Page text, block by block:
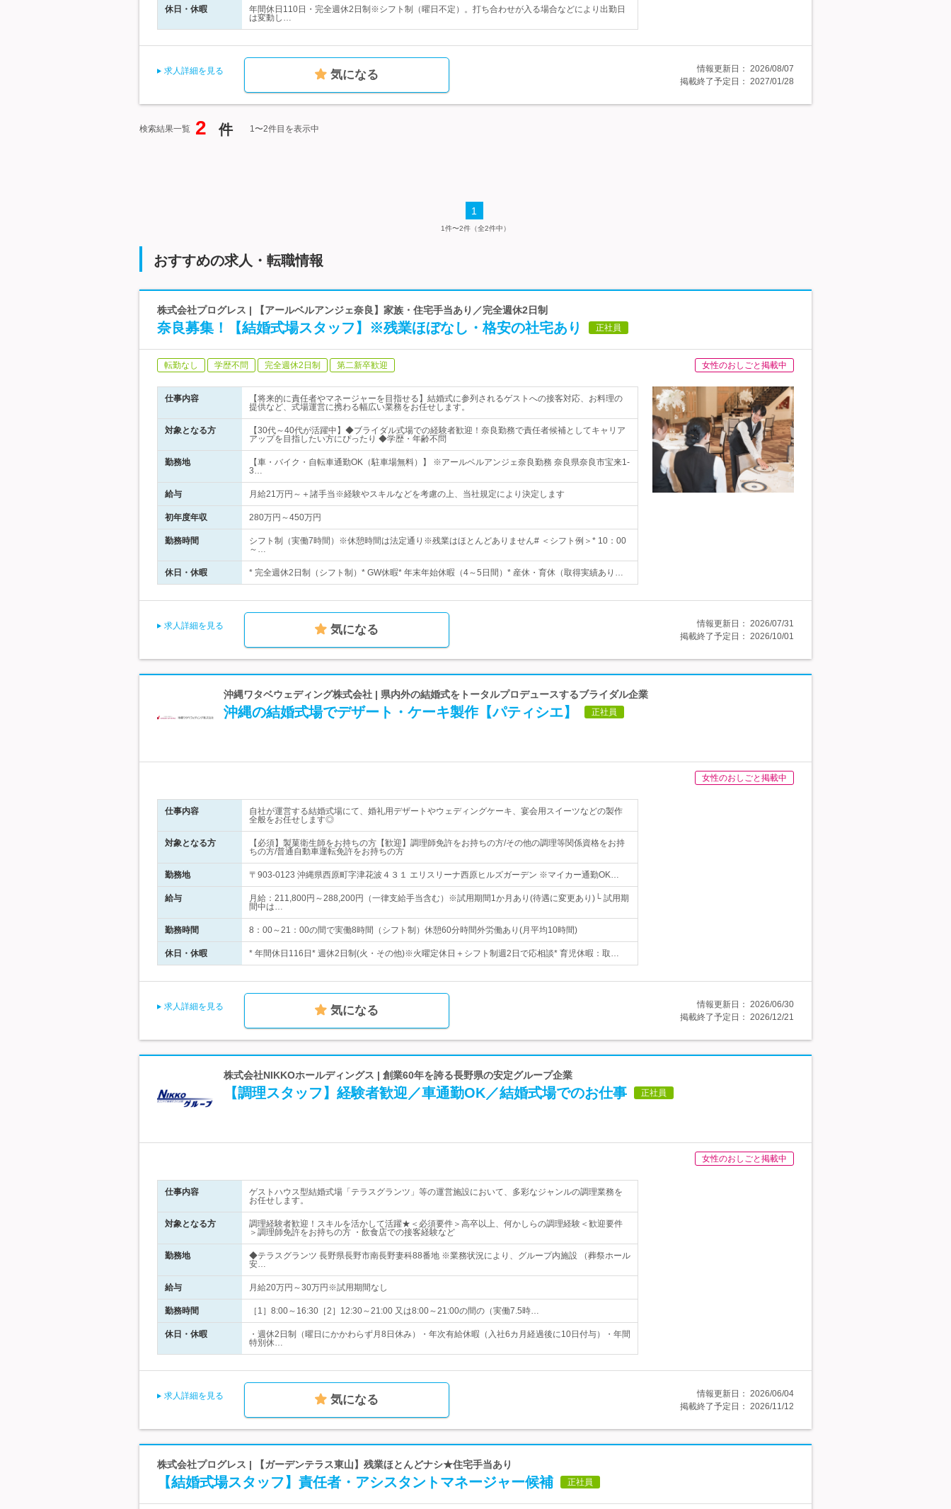
休日・休暇
年間休日110日・完全週休2日制※シフト制（曜日不定）。打ち合わせが入る場合などにより出勤日
は変動し…
求人詳細を見る 気になる 情報更新日： 2026/08/07
掲載終了予定日： 2027/01/28
検索結果一覧 2 件 1〜2件目を表示中
1
1件〜2件（全2件中）
おすすめの求人・転職情報
株式会社プログレス | 【アールベルアンジェ奈良】家族・住宅手当あり／完全週休2日制
奈良募集！【結婚式場スタッフ】※残業ほぼなし・格安の社宅あり 正社員
転勤なし 学歴不問 完全週休2日制 第二新卒歓迎 女性のおしごと掲載中
仕事内容
【将来的に責任者やマネージャーを目指せる】結婚式に参列されるゲストへの接客対応、お料理の
提供など、式場運営に携わる幅広い業務をお任せします。
対象となる方
【30代～40代が活躍中】◆ブライダル式場での経験者歓迎！奈良勤務で責任者候補としてキャリア
アップを目指したい方にぴったり ◆学歴・年齢不問
勤務地
【車・バイク・自転車通勤OK（駐車場無料）】 ※アールベルアンジェ奈良勤務 奈良県奈良市宝来1-
3…
給与 月給21万円～＋諸手当※経験やスキルなどを考慮の上、当社規定により決定します
初年度年収 280万円～450万円
勤務時間
シフト制（実働7時間）※休憩時間は法定通り※残業はほとんどありません# ＜シフト例＞* 10：00
～…
休日・休暇 * 完全週休2日制（シフト制）* GW休暇* 年末年始休暇（4～5日間）* 産休・育休（取得実績あり…
求人詳細を見る 気になる 情報更新日： 2026/07/31
掲載終了予定日： 2026/10/01
沖縄ワタベウェディング株式会社 | 県内外の結婚式をトータルプロデュースするブライダル企業
沖縄の結婚式場でデザート・ケーキ製作【パティシエ】 正社員
女性のおしごと掲載中
仕事内容
自社が運営する結婚式場にて、婚礼用デザートやウェディングケーキ、宴会用スイーツなどの製作
全般をお任せします◎
対象となる方
【必須】製菓衛生師をお持ちの方【歓迎】調理師免許をお持ちの方/その他の調理等関係資格をお持
ちの方/普通自動車運転免許をお持ちの方
勤務地 〒903-0123 沖縄県西原町字津花波４３１ エリスリーナ西原ヒルズガーデン ※マイカー通勤OK…
給与
月給：211,800円～288,200円（一律支給手当含む）※試用期間1か月あり(待遇に変更あり)└ 試用期
間中は…
勤務時間 8：00～21：00の間で実働8時間（シフト制）休憩60分時間外労働あり(月平均10時間)
休日・休暇 * 年間休日116日* 週休2日制(火・その他)※火曜定休日＋シフト制週2日で応相談* 育児休暇：取…
求人詳細を見る 気になる 情報更新日： 2026/06/30
掲載終了予定日： 2026/12/21
株式会社NIKKOホールディングス | 創業60年を誇る長野県の安定グループ企業
【調理スタッフ】経験者歓迎／車通勤OK／結婚式場でのお仕事 正社員
女性のおしごと掲載中
仕事内容
ゲストハウス型結婚式場「テラスグランツ」等の運営施設において、多彩なジャンルの調理業務を
お任せします。
対象となる方
調理経験者歓迎！スキルを活かして活躍★＜必須要件＞高卒以上、何かしらの調理経験＜歓迎要件
＞調理師免許をお持ちの方 ・飲食店での接客経験など
勤務地
◆テラスグランツ 長野県長野市南長野妻科88番地 ※業務状況により、グループ内施設 （葬祭ホール
安…
給与 月給20万円～30万円※試用期間なし
勤務時間 ［1］8:00～16:30［2］12:30～21:00 又は8:00～21:00の間の（実働7.5時…
休日・休暇
・週休2日制（曜日にかかわらず月8日休み）・年次有給休暇（入社6カ月経過後に10日付与）・年間
特別休…
求人詳細を見る 気になる 情報更新日： 2026/06/04
掲載終了予定日： 2026/11/12
株式会社プログレス | 【ガーデンテラス東山】残業ほとんどナシ★住宅手当あり
【結婚式場スタッフ】責任者・アシスタントマネージャー候補 正社員